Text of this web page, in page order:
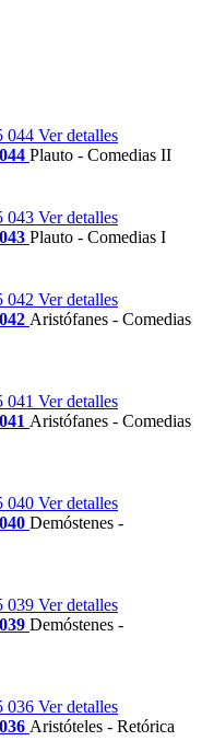
Ver detalles
Plauto - Comedias II
Ver detalles
Plauto - Comedias I
Ver detalles
Aristófanes - Comedias
Ver detalles
Aristófanes - Comedias
Ver detalles
Demóstenes -
Ver detalles
Demóstenes -
Ver detalles
Aristóteles - Retórica